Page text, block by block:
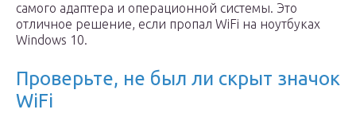
самого адаптера и операционной системы. Это
отличное решение, если пропал WiFi на ноутбуках
Windows 10.
Проверьте, не был ли скрыт значок
WiFi